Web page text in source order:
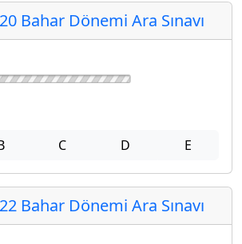
Bahar Dönemi Ara Sınavı
C D E
Bahar Dönemi Ara Sınavı